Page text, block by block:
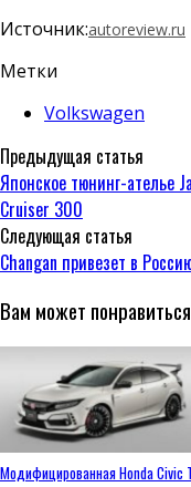
Источник:autoreview.ru
Метки
Volkswagen
Предыдущая статья
Японское тюнинг-ателье
Cruiser 300
Следующая статья
Changan привезет в
Вам может понравиться
Модифицированная Honda Civic